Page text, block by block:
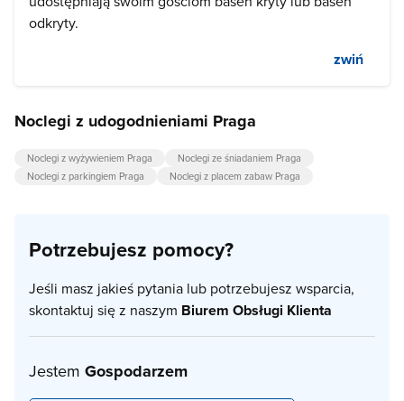
odkryty.
zwiń
Noclegi z udogodnieniami Praga
Noclegi z wyżywieniem Praga
Noclegi ze śniadaniem Praga
Noclegi z parkingiem Praga
Noclegi z placem zabaw Praga
Potrzebujesz pomocy?
Jeśli masz jakieś pytania lub potrzebujesz wsparcia,
skontaktuj się z naszym Biurem Obsługi Klienta
Jestem Gospodarzem